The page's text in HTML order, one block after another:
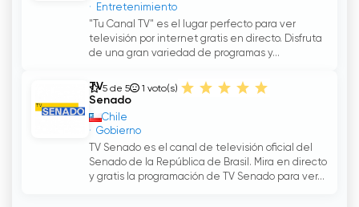
Entretenimiento
"Tu Canal TV" es el lugar perfecto para ver
televisión por internet gratis en directo. Disfruta
de una gran variedad de programas y...
TV
Senado
Chile
Gobierno
5 de 5 1 voto(s)
TV Senado es el canal de televisión oficial del
Senado de la República de Brasil. Mira en directo
y gratis la programación de TV Senado para ver...